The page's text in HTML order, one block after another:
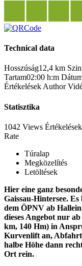
Technical data
Hosszúság12,4 km
Tartam02:00 h:m
Értékelések Author
Statisztika
1042 Views Értékelések
Rate
Túralap
Megközelítés
Letöltések
Hier eine ganz
Gaissau-Hintersee.
dem ÖPNV ab
dieses Angebot nur
km, 140 Hm) in
Kurvenlift an, Abfahrt
halbe Höhe dann
Ort rein.